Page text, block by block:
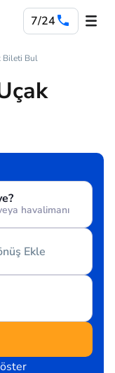
7/24
Bileti Bul
havalimanı
Ekle